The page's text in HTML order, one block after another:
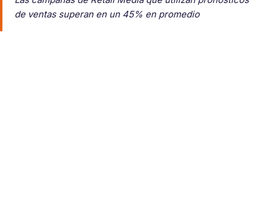
de ventas superan en un 45% en promedio